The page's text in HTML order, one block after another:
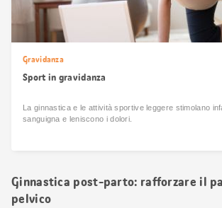
Gravidanza
Sport in gravidanza
La ginnastica e le attività sportive leggere stimolano
sanguigna e leniscono i dolori.
Ginnastica post-parto: rafforzare il
pelvico